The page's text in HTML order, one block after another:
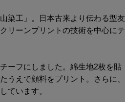
染工」。日本古来より伝わる型友
リーンプリントの技術を中心にテ
ーフにしました。綿生地2枚を貼
うえで顔料をプリント。さらに、
ています。